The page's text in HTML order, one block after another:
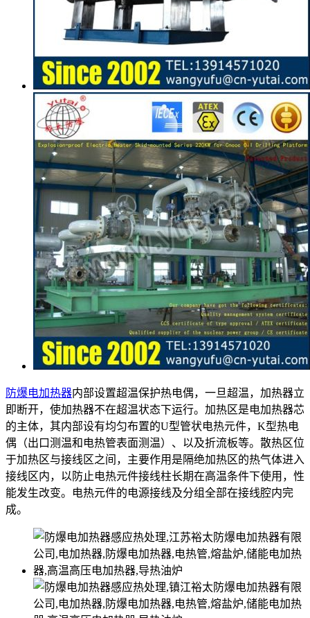
防爆电加热器内部设置超温保护热电偶，一旦超温，加热器立
即断开，使加热器不在超温状态下运行。加热区是电加热器芯
的主体，其内部设有均匀布置的U型管状电热元件，K型热电
偶（出口测温和电热管表面测温）、以及折流板等。散热区位
于加热区与接线区之间，主要作用是隔绝加热区的热气体进入
接线区内，以防止电热元件接线柱长期在高温条件下使用，性
能发生改变。电热元件的电源接线及分组全部在接线腔内完
成。